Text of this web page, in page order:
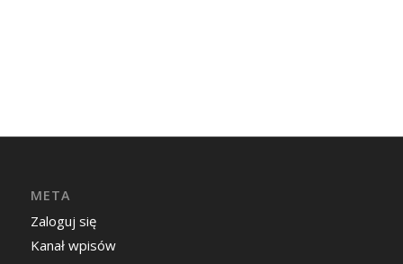
META
Zaloguj się
Kanał wpisów